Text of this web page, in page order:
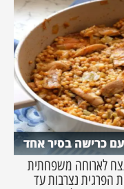
כרישה בסיר אחד
לארוחה משפחתית
הפרגית נצרבות עד